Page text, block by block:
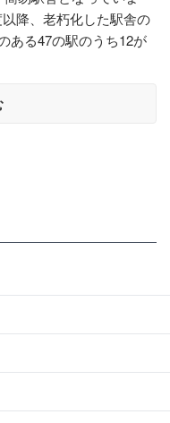
降、老朽化した駅舎の
ある47の駅のうち12が